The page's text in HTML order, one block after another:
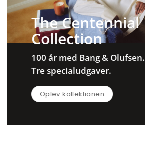
The Centennial
Collection
100 år med Bang & Olufsen.
Tre specialudgaver.
Oplev kollektionen